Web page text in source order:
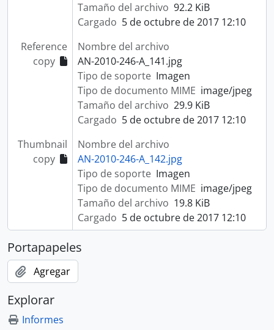
Tamaño del archivo 92.2 KiB
Cargado 5 de octubre de 2017 12:10
Reference
copy
Nombre del archivo
AN-2010-246-A_141.jpg
Tipo de soporte Imagen
Tipo de documento MIME image/jpeg
Tamaño del archivo 29.9 KiB
Cargado 5 de octubre de 2017 12:10
Thumbnail
copy
Nombre del archivo
AN-2010-246-A_142.jpg
Tipo de soporte Imagen
Tipo de documento MIME image/jpeg
Tamaño del archivo 19.8 KiB
Cargado 5 de octubre de 2017 12:10
Portapapeles
Agregar
Explorar
Informes